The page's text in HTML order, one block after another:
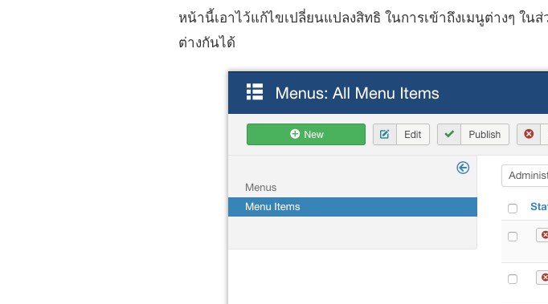
หน้านี้เอาไว้แก้ไขเปลี่ยนแปลงสิทธิ ในการเข้าถึงเมนูต่างๆ ใ
ต่างกันได้